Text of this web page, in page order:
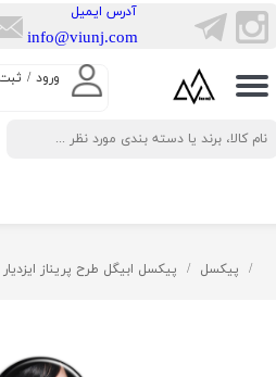
ورود /
حساب کاربری من
تغییر گذر واژه
سفارشات
​آدرس ایمیل
info@viunj.com
پیکسل پیکسل ابیگل طرح پریناز ایزدیار کد